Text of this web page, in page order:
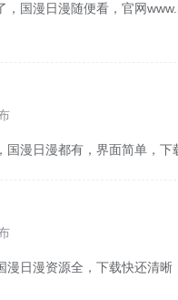
，国漫日漫随便看，官网
国漫日漫都有，界面简单，
漫日漫资源全，下载快还清